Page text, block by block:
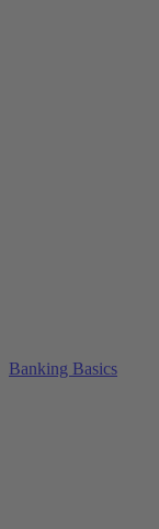
Banking Basics